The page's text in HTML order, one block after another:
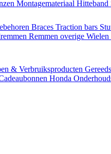
Montagemateriaal Hitteband
Braces Traction bars
Remmen overige Wielen
& Verbruiksproducten
Honda